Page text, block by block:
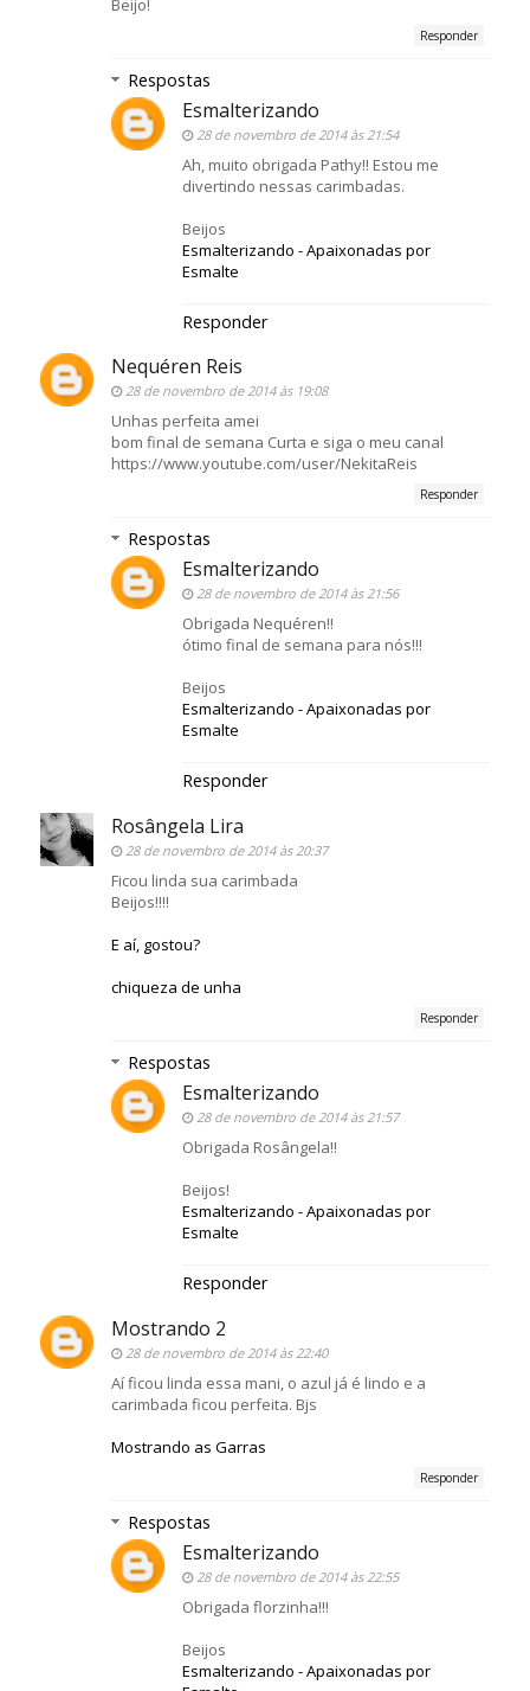
Beijo!
Responder
Respostas
Esmalterizando
28 de novembro de 2014 às 21:54
Ah, muito obrigada Pathy!! Estou me
divertindo nessas carimbadas.
Beijos
Esmalterizando - Apaixonadas por
Esmalte
Responder
Nequéren Reis
28 de novembro de 2014 às 19:08
Unhas perfeita amei
bom final de semana Curta e siga o meu canal
https://www.youtube.com/user/NekitaReis
Responder
Respostas
Esmalterizando
28 de novembro de 2014 às 21:56
Obrigada Nequéren!!
ótimo final de semana para nós!!!
Beijos
Esmalterizando - Apaixonadas por
Esmalte
Responder
Rosângela Lira
28 de novembro de 2014 às 20:37
Ficou linda sua carimbada
Beijos!!!!
E aí, gostou?
chiqueza de unha
Responder
Respostas
Esmalterizando
28 de novembro de 2014 às 21:57
Obrigada Rosângela!!
Beijos!
Esmalterizando - Apaixonadas por
Esmalte
Responder
Mostrando 2
28 de novembro de 2014 às 22:40
Aí ficou linda essa mani, o azul já é lindo e a
carimbada ficou perfeita. Bjs
Mostrando as Garras
Responder
Respostas
Esmalterizando
28 de novembro de 2014 às 22:55
Obrigada florzinha!!!
Beijos
Esmalterizando - Apaixonadas por